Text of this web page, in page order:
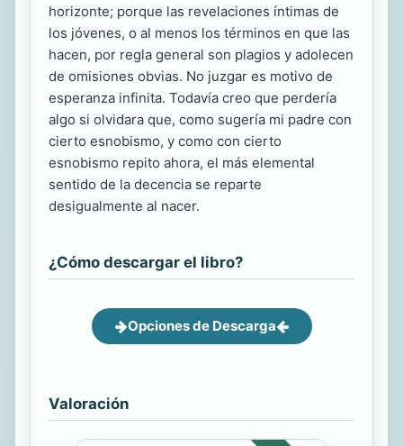
horizonte; porque las revelaciones íntimas de
los jóvenes, o al menos los términos en que las
hacen, por regla general son plagios y adolecen
de omisiones obvias. No juzgar es motivo de
esperanza infinita. Todavía creo que perdería
algo si olvidara que, como sugería mi padre con
cierto esnobismo, y como con cierto
esnobismo repito ahora, el más elemental
sentido de la decencia se reparte
desigualmente al nacer.
¿Cómo descargar el libro?
Opciones de Descarga
Valoración